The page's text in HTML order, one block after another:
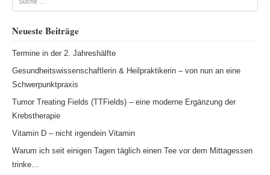
Neueste Beiträge
Termine in der 2. Jahreshälfte
Gesundheitswissenschaftlerin & Heilpraktikerin – von nun an eine
Schwerpunktpraxis
Tumor Treating Fields (TTFields) – eine moderne Ergänzung der
Krebstherapie
Vitamin D – nicht irgendein Vitamin
Warum ich seit einigen Tagen täglich einen Tee vor dem Mittagessen
trinke…